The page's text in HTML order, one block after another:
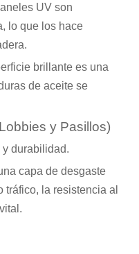
UV son
lo que los hace
brillante es una
de aceite se
y Pasillos)
durabilidad.
capa de desgaste
tráfico, la resistencia al